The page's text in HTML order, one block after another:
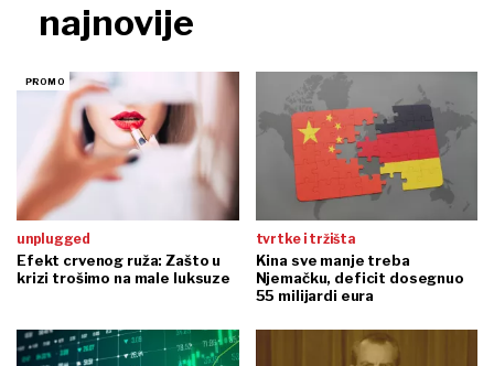
najnovije
unplugged
Efekt crvenog ruža: Zašto u
krizi trošimo na male luksuze
tvrtke i tržišta
Kina sve manje treba
Njemačku, deficit dosegnuo
55 milijardi eura